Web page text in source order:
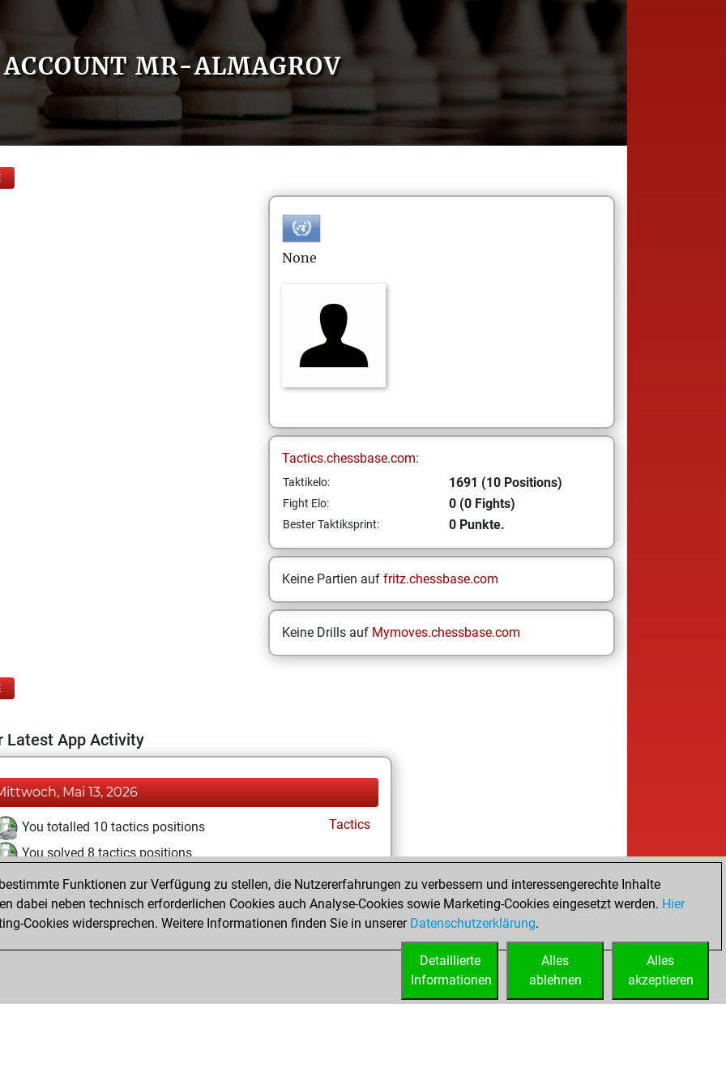
ACCOUNT MR-ALMAGROV
None
Tactics.chessbase.com:
Taktikelo: 1691 (10 Positions)
Fight Elo: 0 (0 Fights)
Bester Taktiksprint: 0 Punkte.
Keine Partien auf fritz.chessbase.com
Keine Drills auf Mymoves.chessbase.com
Latest App Activity
Mai 13, 2026
You totalled 10 tactics positions
Tactics
You solved 8 tactics positions
You achieved an Elo of 1690 in tactics positions
Funktionen zur Verfügung zu stellen, die Nutzererfahrungen zu verbessern und interessengerechte Inhalte
dabei neben technisch erforderlichen Cookies auch Analyse-Cookies sowie Marketing-Cookies eingesetzt werden. Hier
Cookies widersprechen. Weitere Informationen finden Sie in unserer Datenschutzerklärung.
Alles
akzeptieren
Alles
ablehnen
Detaillierte
Informationen